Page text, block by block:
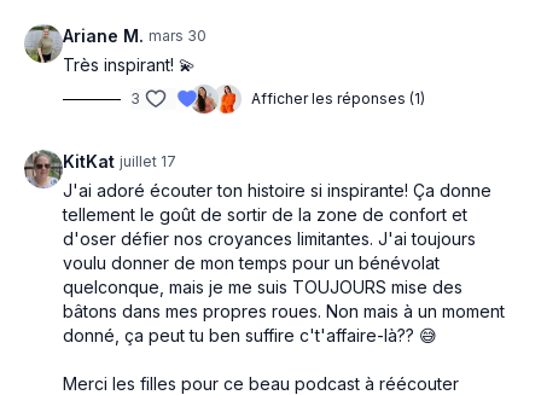
Ariane M. mars 30
Très inspirant! 💫
3 Afficher les réponses (1)
KitKat juillet 17
J'ai adoré écouter ton histoire si inspirante! Ça donne
tellement le goût de sortir de la zone de confort et
d'oser défier nos croyances limitantes. J'ai toujours
voulu donner de mon temps pour un bénévolat
quelconque, mais je me suis TOUJOURS mise des
bâtons dans mes propres roues. Non mais à un moment
donné, ça peut tu ben suffire c't'affaire-là?? 😅
Merci les filles pour ce beau podcast à réécouter